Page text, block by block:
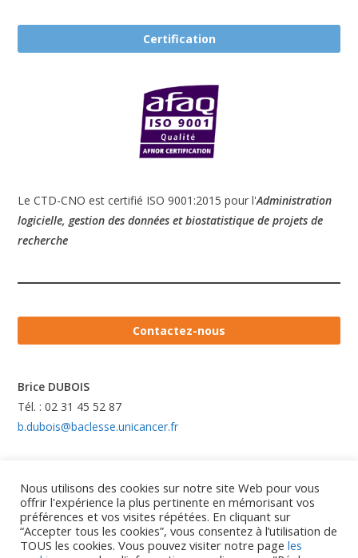
Certification
Le CTD-CNO est certifié ISO 9001:2015 pour l'Administration
logicielle, gestion des données et biostatistique de projets de
recherche
Contactez-nous
Brice DUBOIS
Tél. : 02 31 45 52 87
b.dubois@baclesse.unicancer.fr
Nous utilisons des cookies sur notre site Web pour vous
offrir l'expérience la plus pertinente en mémorisant vos
préférences et vos visites répétées. En cliquant sur
“Accepter tous les cookies”, vous consentez à l’utilisation de
TOUS les cookies. Vous pouvez visiter notre page les